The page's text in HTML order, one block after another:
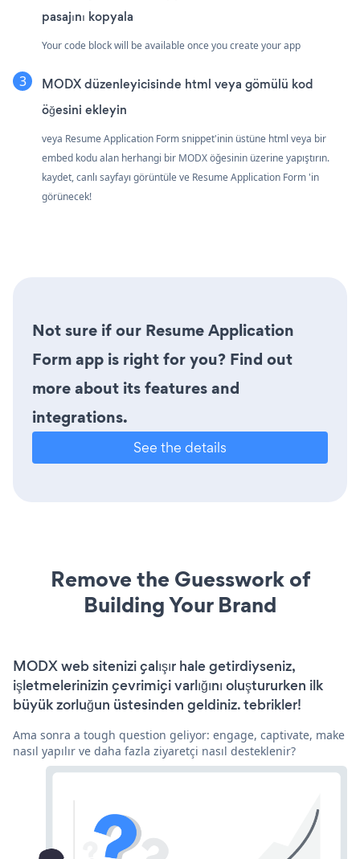
pasajını kopyala
Your code block will be available once you create your app
MODX düzenleyicisinde html veya gömülü kod
öğesini ekleyin
veya Resume Application Form snippet'inin üstüne html veya bir
embed kodu alan herhangi bir MODX öğesinin üzerine yapıştırın.
kaydet, canlı sayfayı görüntüle ve Resume Application Form 'in
görünecek!
Not sure if our Resume Application
Form app is right for you? Find out
more about its features and
integrations.
See the details
Remove the Guesswork of
Building Your Brand
MODX web sitenizi çalışır hale getirdiyseniz,
işletmelerinizin çevrimiçi varlığını oluştururken ilk
büyük zorluğun üstesinden geldiniz. tebrikler!
Ama sonra a tough question geliyor: engage, captivate, make
nasıl yapılır ve daha fazla ziyaretçi nasıl desteklenir?